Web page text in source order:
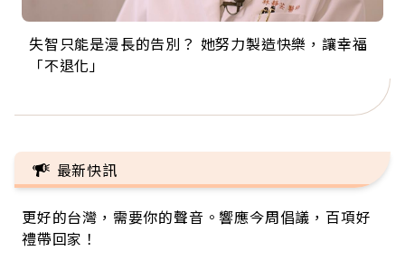
失智只能是漫長的告別？ 她努力製造快樂，讓幸福
「不退化」
來自剛果的巧克力神父 為台灣奉獻36年 「台灣是我
的家，我連作夢都講台語！」
63歲卸矽谷副總、搬回台灣找快樂！「蛋黃哥小
丑」走進安養院，逗樂上萬爺奶：退休後才開始真
104歲打破金氏世界紀錄 成為全球最年長羽球選
手，分享長壽的秘密原來是「這個」
事業巔峰他選擇追夢…黑手阿伯拉小提琴還登上小
巨蛋！連CNN都大讚！
最新快訊
更好的台灣，需要你的聲音。響應今周倡議，百項好
禮帶回家！